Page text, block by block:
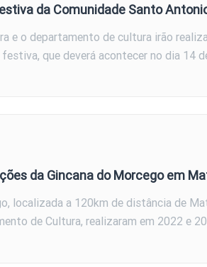
da Comunidade Santo
e o departamento de cultura irão
festiva, que deverá acontecer no dia 14
da Gincana do Morcego em
localizada a 120km de distância de
de Cultura, realizaram em 2022 e